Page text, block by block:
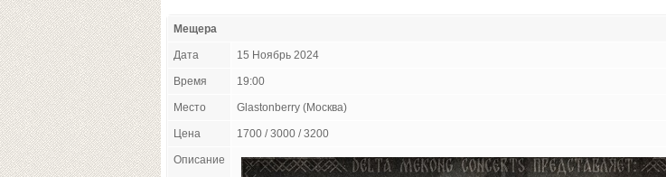
Мещера
Дата 15 Ноябрь 2024
Время 19:00
Место Glastonberry (Москва)
Цена 1700 / 3000 / 3200
Описание